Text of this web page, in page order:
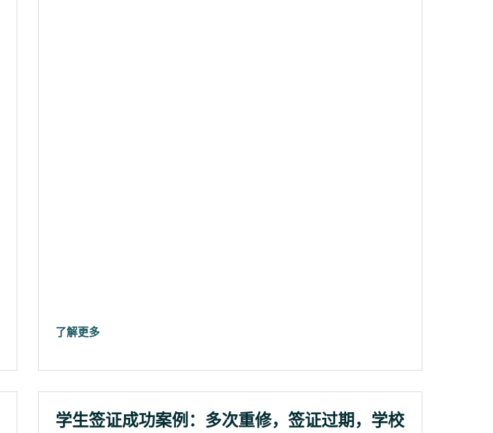
了解更多
学生签证成功案例：多次重修，签证过期，学校